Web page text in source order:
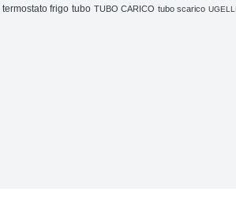
termostato frigo tubo TUBO CARICO tubo scarico UGELLI